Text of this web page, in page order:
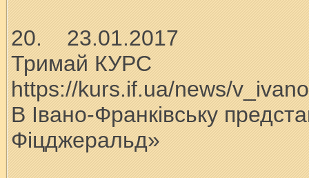
20. 23.01.2017
Тримай КУРС
https://kurs.if.ua/news/
В Івано-Франківську
Фіцджеральд»